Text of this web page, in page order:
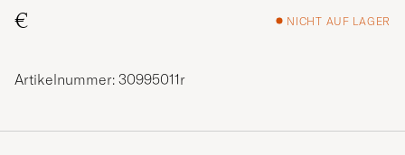
€
NICHT AUF LAGER
Artikelnummer: 30995011r